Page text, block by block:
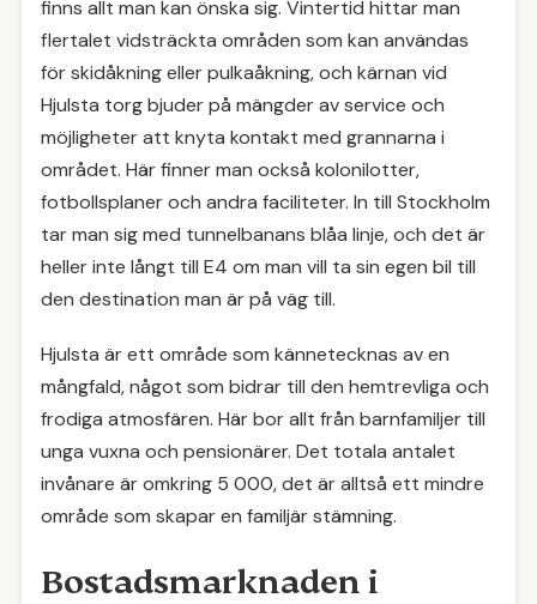
finns allt man kan önska sig. Vintertid hittar man
flertalet vidsträckta områden som kan användas
för skidåkning eller pulkaåkning, och kärnan vid
Hjulsta torg bjuder på mängder av service och
möjligheter att knyta kontakt med grannarna i
området. Här finner man också kolonilotter,
fotbollsplaner och andra faciliteter. In till Stockholm
tar man sig med tunnelbanans blåa linje, och det är
heller inte långt till E4 om man vill ta sin egen bil till
den destination man är på väg till.
Hjulsta är ett område som kännetecknas av en
mångfald, något som bidrar till den hemtrevliga och
frodiga atmosfären. Här bor allt från barnfamiljer till
unga vuxna och pensionärer. Det totala antalet
invånare är omkring 5 000, det är alltså ett mindre
område som skapar en familjär stämning.
Bostadsmarknaden i